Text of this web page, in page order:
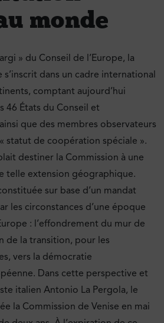
monde
» du Conseil de l’Europe, la
s’inscrit dans un cadre international
comptant aujourd’hui
46 États du Conseil et
que des membres observateurs
statut de coopération spéciale ».
destiner la Commission à une
telle extension géographique.
sur base d’un mandat
les circonstances d’une époque
: l’effondrement du mur de
de la transition, pour les
vers la démocratie
Dans cette perspective et
italien Antonio La Pergola, le
la Commission de Venise en mai